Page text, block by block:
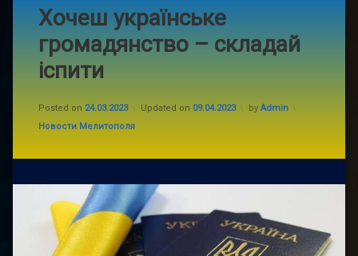
Хочеш українське
громадянство – складай
іспити
Posted on 24.03.2023 Updated on 09.04.2023 by Admin
Categories:
Новости Мелитополя